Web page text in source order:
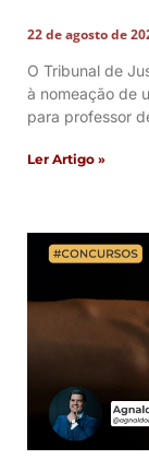
22 de agosto de
O Tribunal de
à nomeação de
para professor
Ler Artigo »